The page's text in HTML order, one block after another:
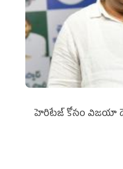
హెరిటేజ్ కోసం విజయా